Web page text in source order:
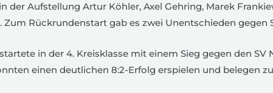
der Aufstellung Artur Köhler, Axel Gehring, Marek
Zum Rückrundenstart gab es zwei Unentschieden gegen
in der 4. Kreisklasse mit einem Sieg gegen den
einen deutlichen 8:2-Erfolg erspielen und belegen